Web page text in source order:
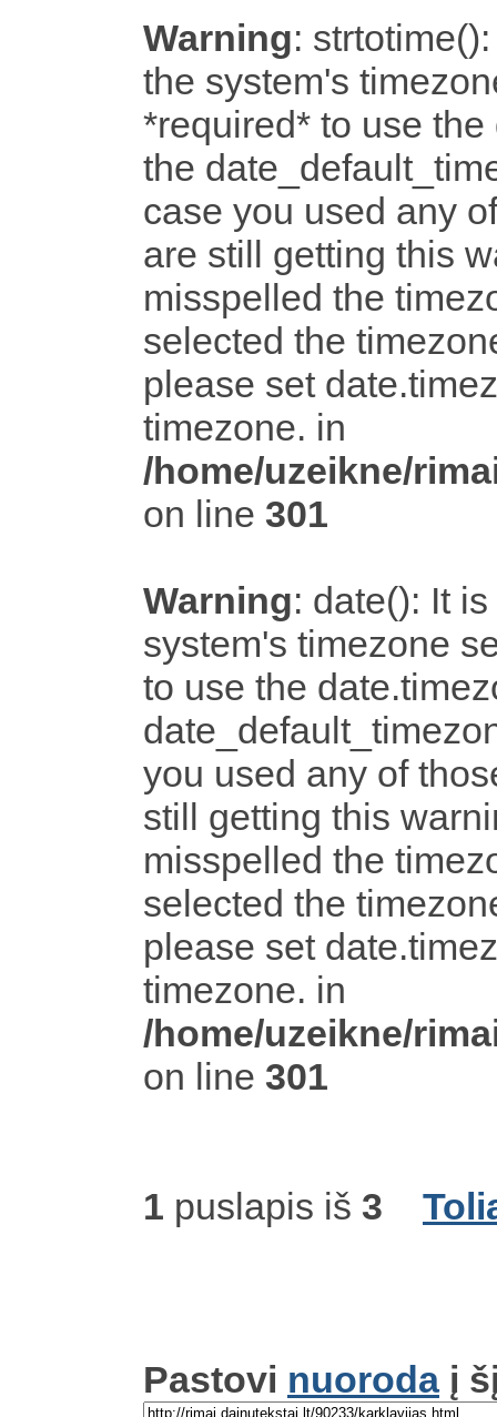
Warning:
the system's
*required* to use
the
case you used any
are still getting this
misspelled the
selected the
please set
timezone. in
/home/uzeikne/
on line 301
Warning: date(): It
system's timezone
to use the
you used any of
still getting this
misspelled the
selected the
please set
timezone. in
/home/uzeikne/
on line 301
1 puslapis iš 3
Pastovi nuorodaį